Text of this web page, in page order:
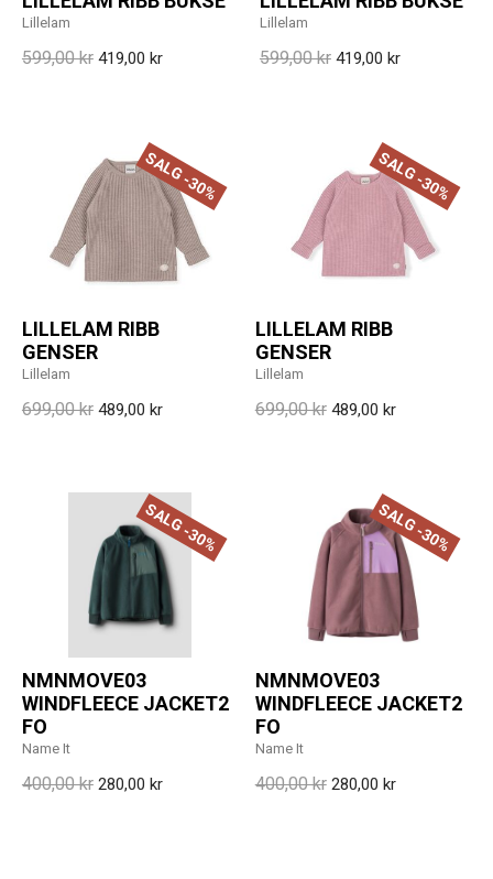
Lillelam
599,00 kr 419,00 kr
Lillelam
599,00 kr 419,00 kr
LILLELAM RIBB
GENSER
Lillelam
699,00 kr 489,00 kr
SALG -30%
LILLELAM RIBB
GENSER
Lillelam
699,00 kr 489,00 kr
SALG -30%
NMNMOVE03
WINDFLEECE JACKET2
FO
Name It
400,00 kr 280,00 kr
SALG -30%
NMNMOVE03
WINDFLEECE JACKET2
FO
Name It
400,00 kr 280,00 kr
SALG -30%